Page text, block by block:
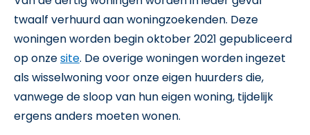
twaalf verhuurd aan woningzoekenden. Deze
woningen worden begin oktober 2021 gepubliceerd
op onzesite. De overige woningen worden ingezet
als wisselwoning voor onze eigen huurders die,
vanwege de sloop van hun eigen woning, tijdelijk
ergens anders moeten wonen.